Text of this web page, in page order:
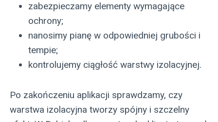
zabezpieczamy elementy wymagające
ochrony;
nanosimy pianę w odpowiedniej grubości i
tempie;
kontrolujemy ciągłość warstwy izolacyjnej.
Po zakończeniu aplikacji sprawdzamy, czy
warstwa izolacyjna tworzy spójny i szczelny